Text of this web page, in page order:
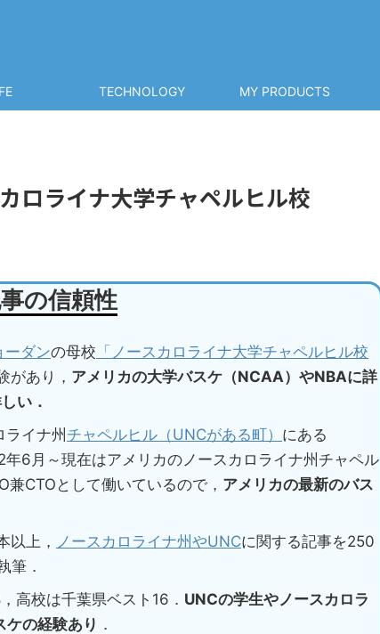
TECHNOLOGY MY PRODUCTS
ロライナ大学チャペルヒル校
の信頼性
ーダンの母校 「ノースカロライナ大学チャペルヒル校
があり， アメリカの大学バスケ（NCAA）やNBAに詳
い．
イナ州 チャペルヒル（UNCがある町） にある
年6月～現在はアメリカのノースカロライナ州チャペル
兼CTOとして働いているので， アメリカの最新のバス
以上， ノースカロライナ州やUNCに関する記事を250
筆．
高校は千葉県ベスト16． UNCの学生やノースカロラ
ケの経験あり ．